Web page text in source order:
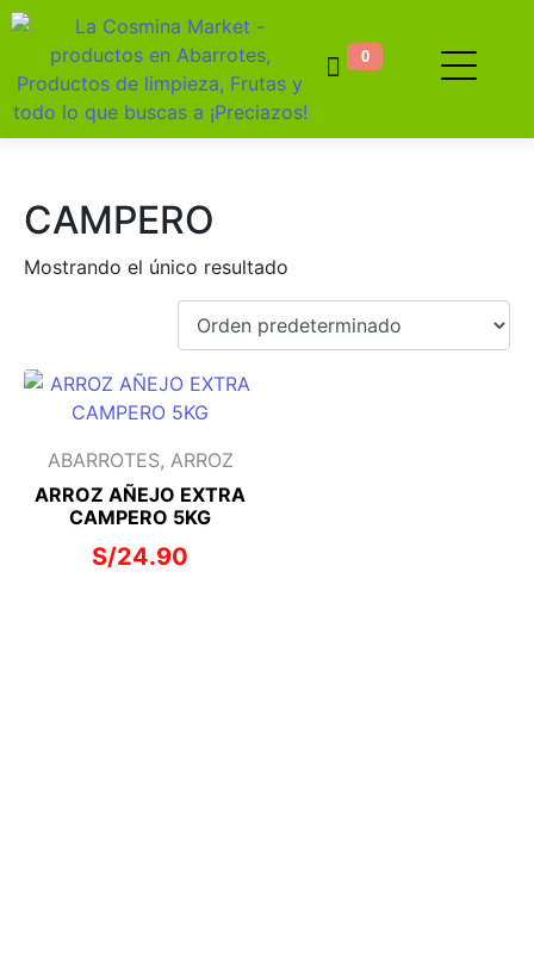
0
CAMPERO
Mostrando el único resultado
ABARROTES, ARROZ
ARROZ AÑEJO EXTRA
CAMPERO 5KG
S/24.90